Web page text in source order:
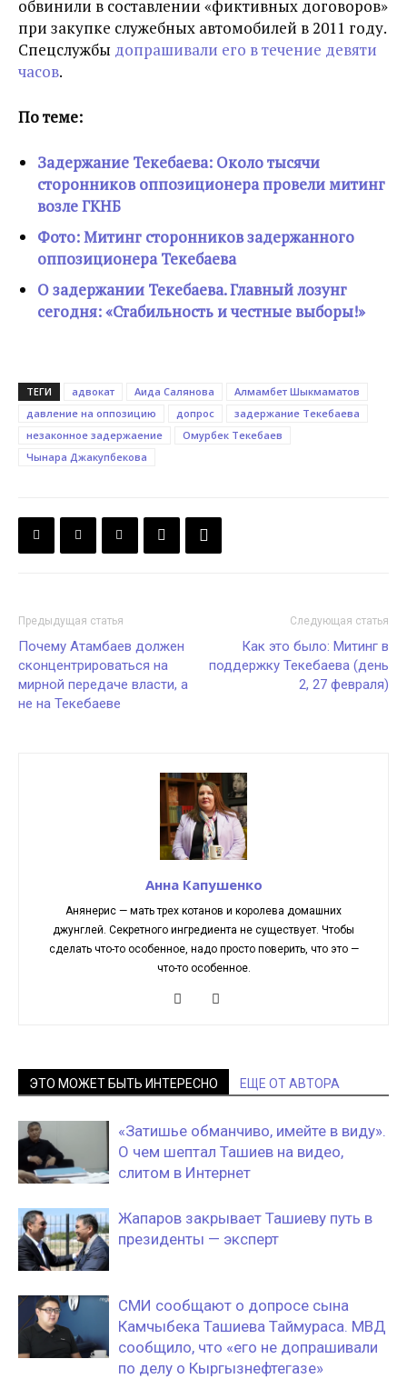
обвинили в составлении «фиктивных договоров»
при закупке служебных автомобилей в 2011 году.
Спецслужбы допрашивали его в течение девяти
часов.
По теме:
Задержание Текебаева: Около тысячи
сторонников оппозиционера провели митинг
возле ГКНБ
Фото: Митинг сторонников задержанного
оппозиционера Текебаева
О задержании Текебаева. Главный лозунг
сегодня: «Стабильность и честные выборы!»
ТЕГИ адвокат Аида Салянова
Алмамбет Шыкмаматов
давление на оппозицию
допрос
задержание Текебаева
незаконное задержаение
Омурбек Текебаев
Чынара Джакупбекова
Предыдущая статья
Почему Атамбаев должен
сконцентрироваться на
мирной передаче власти, а
не на Текебаеве
Следующая статья
Как это было: Митинг в
поддержку Текебаева (день
2, 27 февраля)
Анна Капушенко
Анянерис — мать трех котанов и королева домашних
джунглей. Секретного ингредиента не существует. Чтобы
сделать что-то особенное, надо просто поверить, что это —
что-то особенное.
ЭТО МОЖЕТ БЫТЬ ИНТЕРЕСНО ЕЩЕ ОТ АВТОРА
«Затишье обманчиво, имейте в виду».
О чем шептал Ташиев на видео,
слитом в Интернет
Жапаров закрывает Ташиеву путь в
президенты — эксперт
СМИ сообщают о допросе сына
Камчыбека Ташиева Таймураса. МВД
сообщило, что «его не допрашивали
по делу о Кыргызнефтегазе»